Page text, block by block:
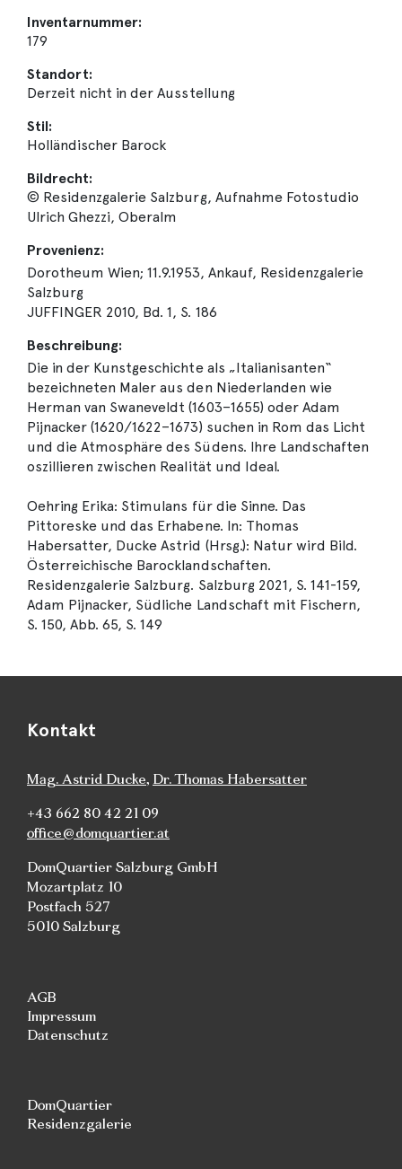
Inventarnummer:
179
Standort:
Derzeit nicht in der Ausstellung
Stil:
Holländischer Barock
Bildrecht:
© Residenzgalerie Salzburg, Aufnahme Fotostudio
Ulrich Ghezzi, Oberalm
Provenienz:
Dorotheum Wien; 11.9.1953, Ankauf, Residenzgalerie
Salzburg
JUFFINGER 2010, Bd. 1, S. 186
Beschreibung:
Die in der Kunstgeschichte als „Italianisanten“
bezeichneten Maler aus den Niederlanden wie
Herman van Swaneveldt (1603–1655) oder Adam
Pijnacker (1620/1622–1673) suchen in Rom das Licht
und die Atmosphäre des Südens. Ihre Landschaften
oszillieren zwischen Realität und Ideal.
Oehring Erika: Stimulans für die Sinne. Das
Pittoreske und das Erhabene. In: Thomas
Habersatter, Ducke Astrid (Hrsg.): Natur wird Bild.
Österreichische Barocklandschaften.
Residenzgalerie Salzburg. Salzburg 2021, S. 141-159,
Adam Pijnacker, Südliche Landschaft mit Fischern,
S. 150, Abb. 65, S. 149
Kontakt
Mag. Astrid Ducke, Dr. Thomas Habersatter
+43 662 80 42 21 09
office@domquartier.at
DomQuartier Salzburg GmbH
Mozartplatz 10
Postfach 527
5010 Salzburg
AGB
Impressum
Datenschutz
DomQuartier
Residenzgalerie